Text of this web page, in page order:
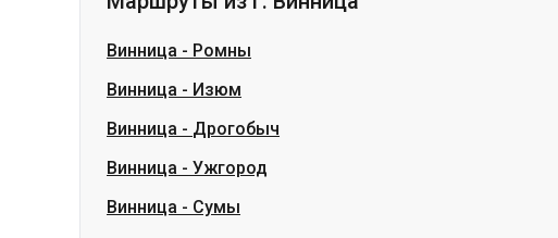
Винница- Дрогобыч
Винница-Ужгород
Винница-Сумы
Винница-Вараш
Винница-Берегово
Винница-Самар (Новомосковск)